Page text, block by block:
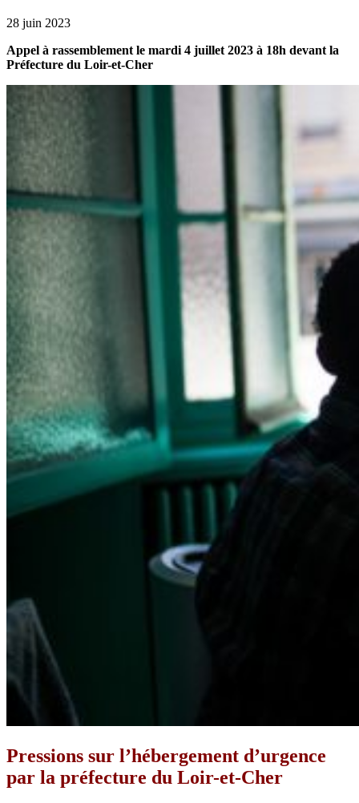
28 juin 2023
Appel à rassemblement le mardi 4 juillet 2023 à 18h devant la
Préfecture du Loir-et-Cher
Pressions sur l’hébergement d’urgence
par la préfecture du Loir-et-Cher